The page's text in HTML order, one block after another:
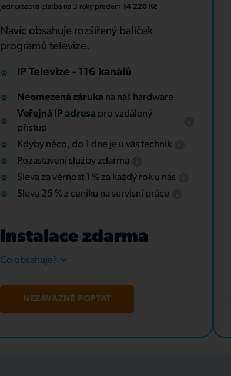
Jednorázová platba na 3 roky předem 14 220 Kč
Navíc obsahuje rozšířený balíček
programů televize.
IP Televize - 116 kanálů
Neomezená záruka na náš hardware
Veřejná IP adresa pro vzdálený
přístup
Kdyby něco, do 1 dne je u vás technik
Pozastavení služby zdarma
Sleva za věrnost 1 % za každý rok u nás
Sleva 25 % z ceníku na servisní práce
Instalace zdarma
Co obsahuje?
NEZÁVAZNĚ POPTAT